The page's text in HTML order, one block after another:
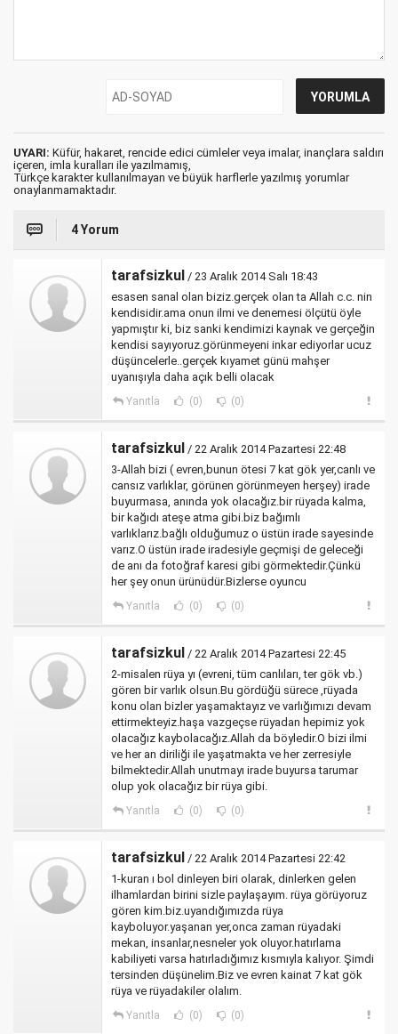
UYARI: Küfür, hakaret, rencide edici cümleler veya imalar, inançlara saldırı
içeren, imla kuralları ile yazılmamış,
Türkçe karakter kullanılmayan ve büyük harflerle yazılmış yorumlar
onaylanmamaktadır.
4 Yorum
tarafsizkul / 23 Aralık 2014 Salı 18:43
esasen sanal olan biziz.gerçek olan ta Allah c.c. nin
kendisidir.ama onun ilmi ve denemesi ölçütü öyle
yapmıştır ki, biz sanki kendimizi kaynak ve gerçeğin
kendisi sayıyoruz.görünmeyeni inkar ediyorlar ucuz
düşüncelerle..gerçek kıyamet günü mahşer
uyanışıyla daha açık belli olacak
Yanıtla (0) (0)
tarafsizkul / 22 Aralık 2014 Pazartesi 22:48
3-Allah bizi ( evren,bunun ötesi 7 kat gök yer,canlı ve
cansız varlıklar, görünen görünmeyen herşey) irade
buyurmasa, anında yok olacağız.bir rüyada kalma,
bir kağıdı ateşe atma gibi.biz bağımlı
varlıklarız.bağlı olduğumuz o üstün irade sayesinde
varız.O üstün irade iradesiyle geçmişi de geleceği
de anı da fotoğraf karesi gibi görmektedir.Çünkü
her şey onun ürünüdür.Bizlerse oyuncu
Yanıtla (0) (0)
tarafsizkul / 22 Aralık 2014 Pazartesi 22:45
2-misalen rüya yı (evreni, tüm canlıları, ter gök vb.)
gören bir varlık olsun.Bu gördüğü sürece ,rüyada
konu olan bizler yaşamaktayız ve varlığımızı devam
ettirmekteyiz.haşa vazgeçse rüyadan hepimiz yok
olacağız kaybolacağız.Allah da böyledir.O bizi ilmi
ve her an diriliği ile yaşatmakta ve her zerresiyle
bilmektedir.Allah unutmayı irade buyursa tarumar
olup yok olacağız bir rüya gibi.
Yanıtla (0) (0)
tarafsizkul / 22 Aralık 2014 Pazartesi 22:42
1-kuran ı bol dinleyen biri olarak, dinlerken gelen
ilhamlardan birini sizle paylaşayım. rüya görüyoruz
gören kim.biz.uyandığımızda rüya
kayboluyor.yaşanan yer,onca zaman rüyadaki
mekan, insanlar,nesneler yok oluyor.hatırlama
kabiliyeti varsa hatırladığımız kısmıyla kalıyor. Şimdi
tersinden düşünelim.Biz ve evren kainat 7 kat gök
rüya ve rüyadakiler olalım.
Yanıtla (0) (0)